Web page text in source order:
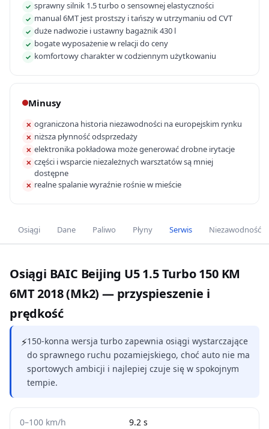
✓ sprawny silnik 1.5 turbo o sensownej elastyczności
✓ manual 6MT jest prostszy i tańszy w utrzymaniu od CVT
✓ duże nadwozie i ustawny bagażnik 430 l
✓ bogate wyposażenie w relacji do ceny
✓ komfortowy charakter w codziennym użytkowaniu
Minusy
✕ ograniczona historia niezawodności na europejskim rynku
✕ niższa płynność odsprzedaży
✕ elektronika pokładowa może generować drobne irytacje
✕ części i wsparcie niezależnych warsztatów są mniej
dostępne
✕ realne spalanie wyraźnie rośnie w mieście
Osiągi Dane Paliwo Płyny Serwis Niezawodność
Osiągi BAIC Beijing U5 1.5 Turbo 150 KM
6MT 2018 (Mk2) — przyspieszenie i
prędkość
⚡150-konna wersja turbo zapewnia osiągi wystarczające
do sprawnego ruchu pozamiejskiego, choć auto nie ma
sportowych ambicji i najlepiej czuje się w spokojnym
tempie.
0–100 km/h 9.2 s